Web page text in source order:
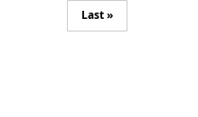
Last »